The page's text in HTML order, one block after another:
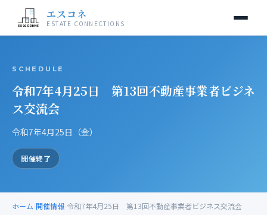
エスコネ
ESTATE CONNECTIONS
開催情報
運営事務局
SCHEDULE
令和7年4月25日 第13回不動産事業者ビジネ
ス交流会
令和7年4月25日（金）
開催終了
ホーム 開催情報 令和7年4月25日 第13回不動産事業者ビジネス交流会